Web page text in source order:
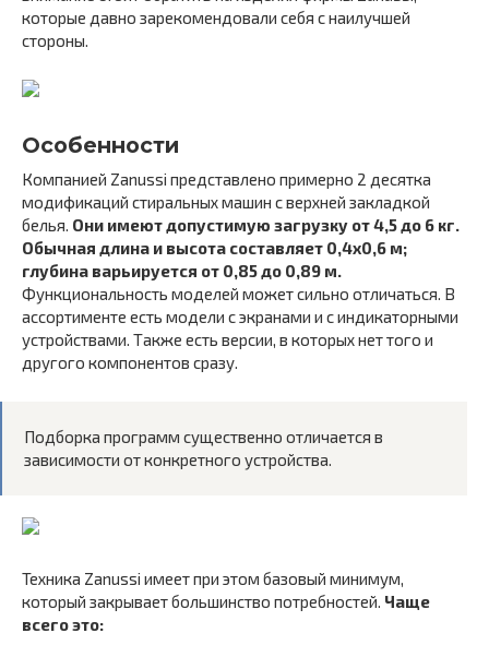
которые давно зарекомендовали себя с наилучшей
стороны.
Особенности
Компанией Zanussi представлено примерно 2 десятка
модификаций стиральных машин с верхней закладкой
белья. Они имеют допустимую загрузку от 4,5 до 6 кг.
Обычная длина и высота составляет 0,4х0,6 м;
глубина варьируется от 0,85 до 0,89 м.
Функциональность моделей может сильно отличаться. В
ассортименте есть модели с экранами и с индикаторными
устройствами. Также есть версии, в которых нет того и
другого компонентов сразу.
Подборка программ существенно отличается в
зависимости от конкретного устройства.
Техника Zanussi имеет при этом базовый минимум,
который закрывает большинство потребностей. Чаще
всего это: